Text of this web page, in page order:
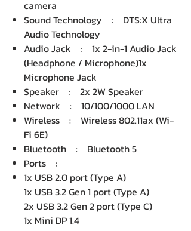
camera
Sound Technology : DTS:X Ultra
Audio Technology
Audio Jack : 1x 2-in-1 Audio Jack
(Headphone / Microphone)1x
Microphone Jack
Speaker : 2x 2W Speaker
Network : 10/100/1000 LAN
Wireless : Wireless 802.11ax (Wi-
Fi 6E)
Bluetooth : Bluetooth 5
Ports :
1x USB 2.0 port (Type A)
1x USB 3.2 Gen 1 port (Type A)
2x USB 3.2 Gen 2 port (Type C)
1x Mini DP 1.4